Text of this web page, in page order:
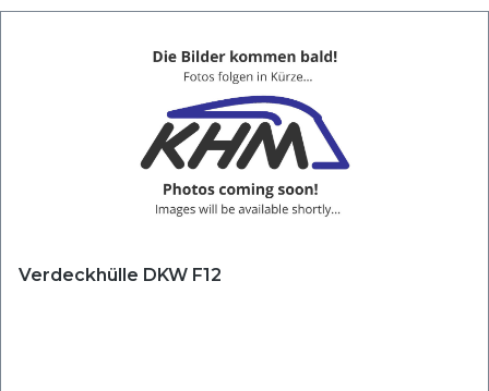
Verdeckhülle DKW F12